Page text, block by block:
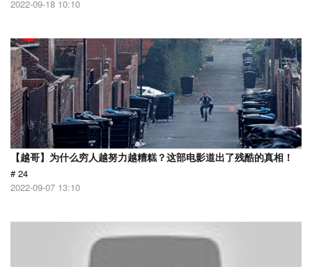
2022-09-18 10:10
【越哥】为什么穷人越努力越糟糕？这部电影道出了残酷的真相！
# 24
2022-09-07 13:10